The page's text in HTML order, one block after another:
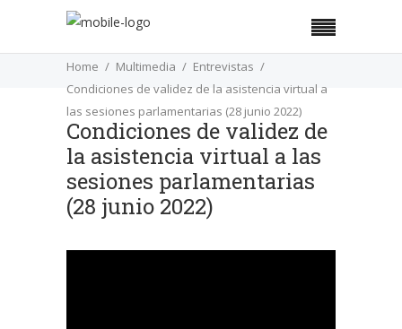
Home Multimedia
Entrevistas
Condiciones de validez de la asistencia virtual a
las sesiones parlamentarias (28 junio 2022)
Condiciones de validez de
la asistencia virtual a las
sesiones parlamentarias
(28 junio 2022)